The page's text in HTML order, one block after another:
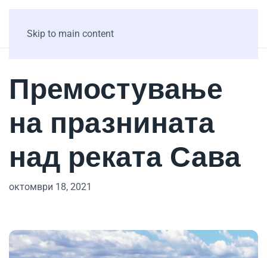
Skip to main content
Премостување
на празнината
над реката Сава
октомври 18, 2021